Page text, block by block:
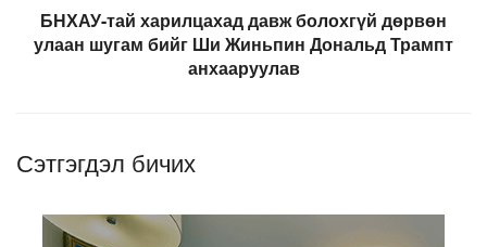
БНХАУ-тай харилцахад давж болохгүй дөрвөн
улаан шугам бийг Ши Жиньпин Дональд Трампт
анхааруулав
Сэтгэгдэл бичих